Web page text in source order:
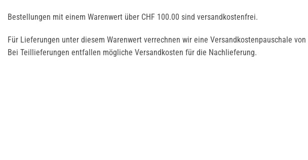
Bestellungen mit einem Warenwert über CHF 100.00 sind versandkostenfrei.
Für Lieferungen unter diesem Warenwert verrechnen wir eine Versandkostenpauschale von
Bei Teillieferungen entfallen mögliche Versandkosten für die Nachlieferung.